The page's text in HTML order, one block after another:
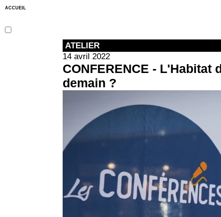
ACCUEIL
ATELIER
14 avril 2022
CONFERENCE -
demain ?